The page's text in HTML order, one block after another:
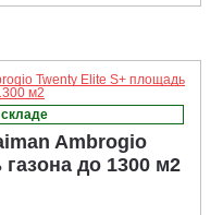
Ambrogio
до 1300 м2